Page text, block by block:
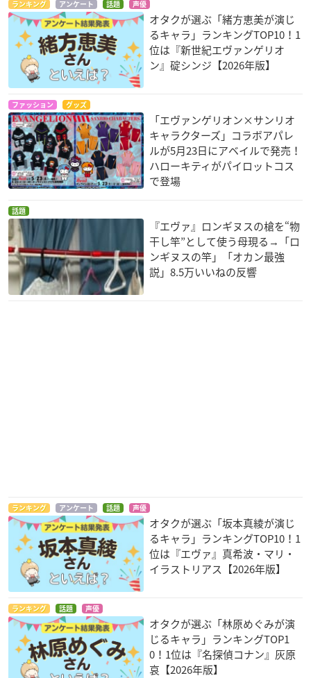
ランキング アンケート 話題 声優
オタクが選ぶ「緒方恵美が演じ
るキャラ」ランキングTOP10！1
位は『新世紀エヴァンゲリオ
ン』碇シンジ【2026年版】
ファッション グッズ
「エヴァンゲリオン×サンリオ
キャラクターズ」コラボアパレ
ルが5月23日にアベイルで発売！
ハローキティがパイロットコス
で登場
話題
『エヴァ』ロンギヌスの槍を“物
干し竿”として使う母現る→「ロ
ンギヌスの竿」「オカン最強
説」8.5万いいねの反響
ランキング アンケート 話題 声優
オタクが選ぶ「坂本真綾が演じ
るキャラ」ランキングTOP10！1
位は『エヴァ』真希波・マリ・
イラストリアス【2026年版】
ランキング 話題 声優
オタクが選ぶ「林原めぐみが演
じるキャラ」ランキングTOP1
0！1位は『名探偵コナン』灰原
哀【2026年版】